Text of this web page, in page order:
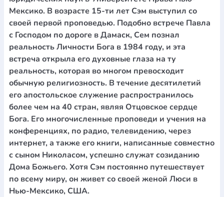
Книга в комплекті
За додатковою інформацією дзвоніть за номером:+38
(097) 880-6379
Ми у Facebook
Мексико. В возрасте 15-ти лет Сэм выступил со
своей первой проповедью. Подобно встрече Павла
с Господом по дороге в Дамаск, Сем познал
реальность Личности Бога в 1984 году, и эта
встреча открыла его духовные глаза на ту
реальность, которая во многом превосходит
обычную религиозность. В течение десятилетий
его апостольское служение распространилось
более чем на 40 стран, являя Отцовское сердце
Бога. Его многочисленные проповеди и учения на
конференциях, по радио, телевидению, через
интернет, а также его книги, написанные совместно
с сыном Николасом, успешно служат созиданию
Дома Божьего. Хотя Сэм постоянно путешествует
по всему миру, он живет со своей женой Люси в
Нью-Мексико, США.